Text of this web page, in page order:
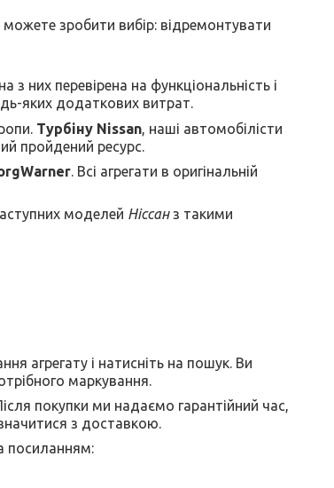
зробити вибір: відремонтувати
з них перевірена на функціональність і
яких додаткових витрат.
Турбіну Nissan, наші автомобілісти
пройдений ресурс.
. Всі агрегати в оригінальній
моделей Ніссанз такими
агрегату і натисніть на пошук. Ви
маркування.
покупки ми надаємо гарантійний час,
з доставкою.
посиланням: